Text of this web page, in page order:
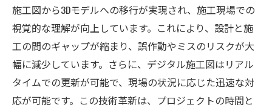
施工図から3Dモデルへの移行が実現され、施工現場での
視覚的な理解が向上しています。これにより、設計と施
工の間のギャップが縮まり、誤作動やミスのリスクが大
幅に減少しています。さらに、デジタル施工図はリアル
タイムでの更新が可能で、現場の状況に応じた迅速な対
応が可能です。この技術革新は、プロジェクトの時間と